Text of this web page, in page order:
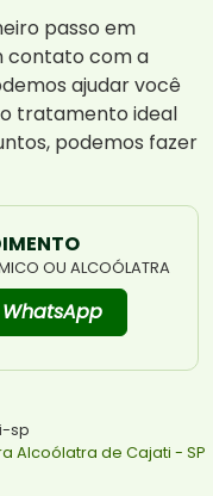
passo em
contato com a
ajudar você
tratamento ideal
podemos fazer
OU ALCOÓLATRA
sp
Alcoólatra de Cajati - SP